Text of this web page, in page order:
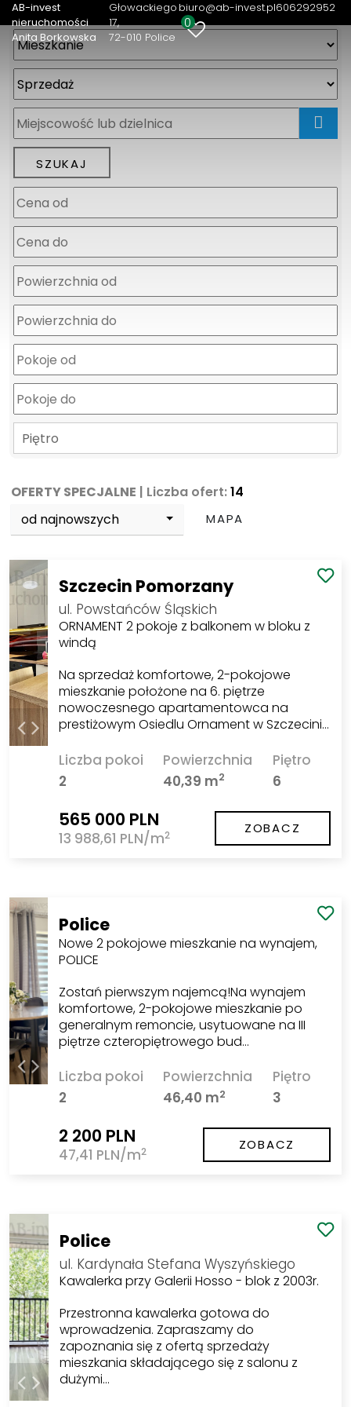
AB-invest
nieruchomości
Anita Borkowska
Głowackiego
17
72-010 Police
biuro@ab-invest.pl606292952
0
Piętro
OFERTY SPECJALNE | Liczba ofert:14
od najnowszych
MAPA
Szczecin Pomorzany
ul. Powstańców Śląskich
ORNAMENT 2 pokoje z balkonem w bloku z
windą
Na sprzedaż komfortowe, 2-pokojowe
mieszkanie położone na 6. piętrze
nowoczesnego apartamentowca na
prestiżowym Osiedlu Ornament w Szczecini…
Liczba pokoi
2
Powierzchnia
40,39 m2
Piętro
6
565 000 PLN
13 988,61 PLN/m2 ZOBACZ
Police
Nowe 2 pokojowe mieszkanie na wynajem,
POLICE
Zostań pierwszym najemcą!Na wynajem
komfortowe, 2-pokojowe mieszkanie po
generalnym remoncie, usytuowane na III
piętrze czteropiętrowego bud…
Liczba pokoi
2
Powierzchnia
46,40 m2
Piętro
3
2 200 PLN
47,41 PLN/m2 ZOBACZ
Police
ul. Kardynała Stefana Wyszyńskiego
Kawalerka przy Galerii Hosso - blok z 2003r.
Przestronna kawalerka gotowa do
wprowadzenia. Zapraszamy do
zapoznania się z ofertą sprzedaży
mieszkania składającego się z salonu z
dużymi…